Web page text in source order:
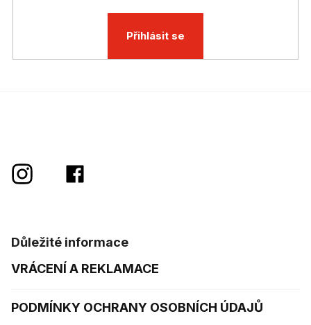
Přihlásit se
Důležité informace
VRÁCENÍ A REKLAMACE
PODMÍNKY OCHRANY OSOBNÍCH ÚDAJŮ